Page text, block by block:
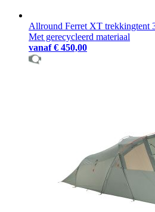
Allround Ferret XT trekkingtent
Met gerecycleerd materiaal
vanaf € 450,00